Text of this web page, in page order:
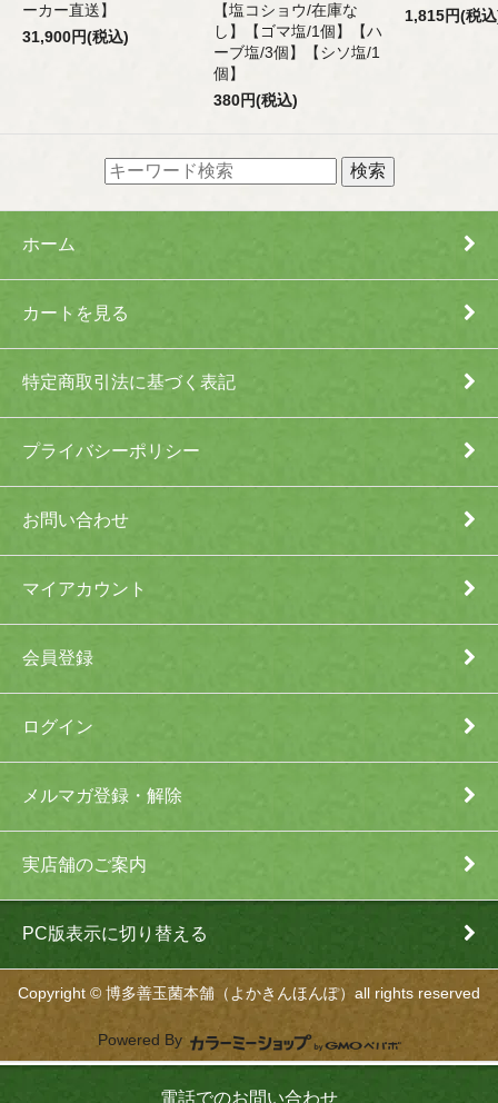
ーカー直送】
31,900円(税込)
【塩コショウ/在庫な
し】【ゴマ塩/1個】【ハ
ーブ塩/3個】【シソ塩/1
個】
380円(税込)
1,815円(税
電話でのお問い合わせ
ホーム
カートを見る
特定商取引法に基づく表記
プライバシーポリシー
お問い合わせ
マイアカウント
会員登録
ログイン
メルマガ登録・解除
実店舗のご案内
PC版表示に切り替える
Copyright © 博多善玉菌本舗（よかきんほんぽ）all rights reserved
Powered By